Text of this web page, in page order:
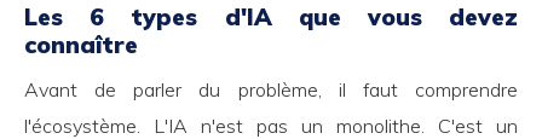
Les 6 types d'IA que vous devez
connaître
Avant de parler du problème, il faut comprendre
l'écosystème. L'IA n'est pas un monolithe. C'est un